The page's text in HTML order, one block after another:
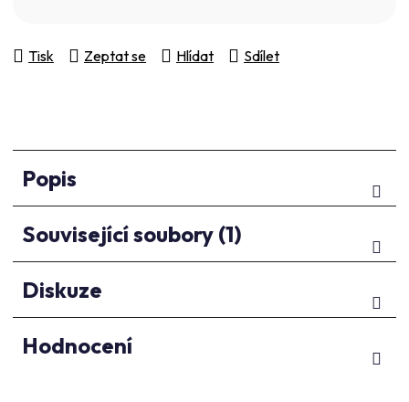
Tisk Zeptat se Hlídat Sdílet
Popis
Související soubory (1)
Diskuze
Hodnocení